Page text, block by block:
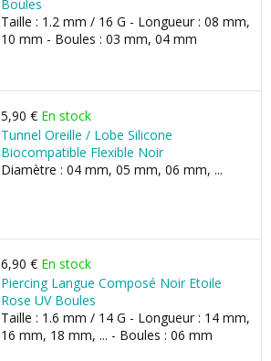
Boules
Taille : 1.2 mm / 16 G - Longueur : 08 mm,
10 mm - Boules : 03 mm, 04 mm
5,90 € En stock
Tunnel Oreille / Lobe Silicone
Biocompatible Flexible Noir
Diamètre : 04 mm, 05 mm, 06 mm, ...
6,90 € En stock
Piercing Langue Composé Noir Etoile
Rose UV Boules
Taille : 1.6 mm / 14 G - Longueur : 14 mm,
16 mm, 18 mm, ... - Boules : 06 mm